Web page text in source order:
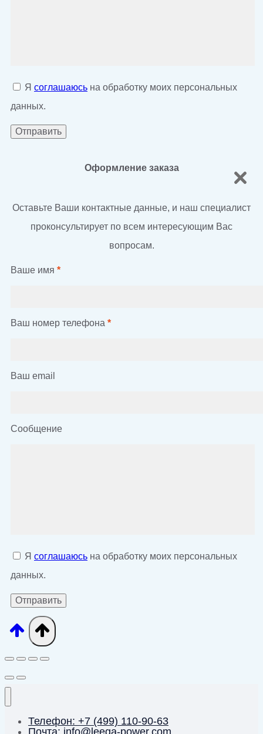
Я соглашаюсь на обработку моих персональных
данных.
Оформление заказа
Оставьте Ваши контактные данные, и наш специалист
проконсультирует по всем интересующим Вас
вопросам.
Ваше имя *
Ваш номер телефона *
Ваш email
Сообщение
Я соглашаюсь на обработку моих персональных
данных.
Телефон: +7 (499) 110-90-63
Почта: info@leega-power.com